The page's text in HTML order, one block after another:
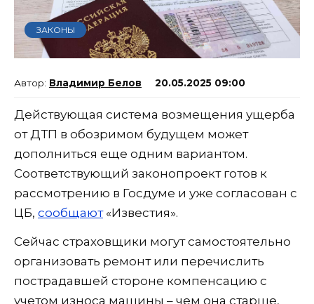
ЗАКОНЫ
Владимир Белов 20.05.2025 09:00
Действующая система возмещения ущерба
от ДТП в обозримом будущем может
дополниться еще одним вариантом.
Соответствующий законопроект готов к
рассмотрению в Госдуме и уже согласован с
ЦБ, сообщают«Известия».
Сейчас страховщики могут самостоятельно
организовать ремонт или перечислить
пострадавшей стороне компенсацию с
учетом износа машины – чем она старше,